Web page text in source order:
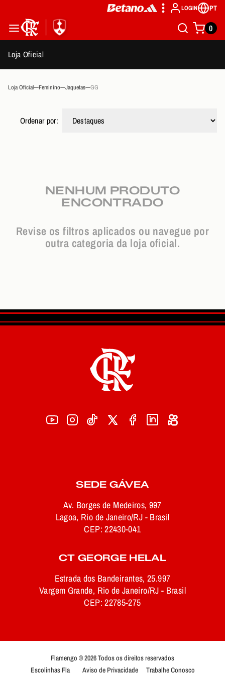
LOGIN PT
0
Loja Oficial
Loja Oficial Feminino Jaquetas GG
Ordenar por:
NENHUM PRODUTO
ENCONTRADO
Revise os filtros aplicados ou navegue por
outra categoria da loja oficial.
SEDE GÁVEA
Av. Borges de Medeiros, 997
Lagoa, Rio de Janeiro/RJ - Brasil
CEP: 22430-041
CT GEORGE HELAL
Estrada dos Bandeirantes, 25.997
Vargem Grande, Rio de Janeiro/RJ - Brasil
CEP: 22785-275
Flamengo © 2026 Todos os direitos reservados
Escolinhas Fla
Aviso de Privacidade Trabalhe Conosco